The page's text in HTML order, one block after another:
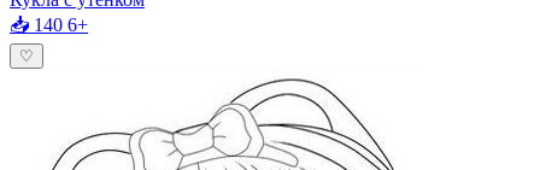
📥 140 6+
♡